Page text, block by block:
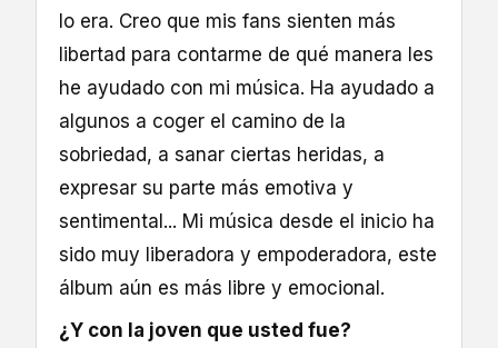
lo era. Creo que mis fans sienten más
libertad para contarme de qué manera les
he ayudado con mi música. Ha ayudado a
algunos a coger el camino de la
sobriedad, a sanar ciertas heridas, a
expresar su parte más emotiva y
sentimental... Mi música desde el inicio ha
sido muy liberadora y empoderadora, este
álbum aún es más libre y emocional.
¿Y con la joven que usted fue?